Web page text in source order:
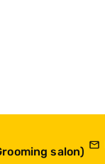
salon)